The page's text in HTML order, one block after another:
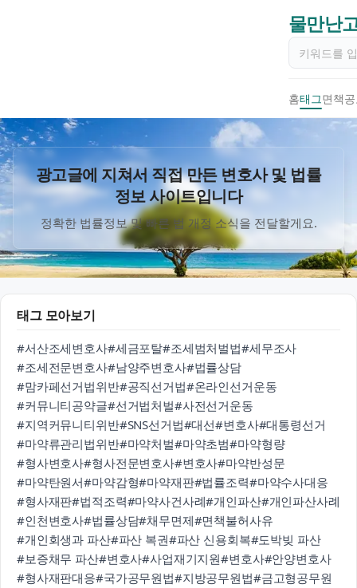
물만난
홈태그면책
광고글에 지쳐서 직접 만든 변호사 및 법률
정보 사이트입니다
정확한 법률정보 및 빠른 법 개정 소식을 전달할게요.
태그 모아보기
#서산조세변호사#세금포탈#조세범처벌법#세무조사
#조세전문변호사#남양주변호사#법률상담
#맘카페선거법위반#공직선거법#온라인선거운동
#커뮤니티공약글#선거법처벌#사전선거운동
#지역커뮤니티위반#SNS선거법#대선#변호사#대통령선거
#마약류관리법위반#마약처벌#마약초범#마약형량
#형사변호사#형사전문변호사#변호사#마약반성문
#마약탄원서#마약감형#마약재판#법률조력#마약수사대응
#형사재판#법적조력#마약사건사례#개인파산#개인파산사례
#인천변호사#법률상담#채무면제#면책불허사유
#개인회생과 파산#파산 복권#파산 신용회복#도박빚 파산
#보증채무 파산#변호사#사업재기지원#변호사#안양변호사
#형사재판대응#국가공무원법#지방공무원법#금고형공무원